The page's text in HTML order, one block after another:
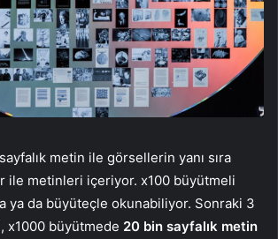
metin ile görsellerin yanı sıra
ile metinleri içeriyor. x100 büyütmeli
ya da büyüteçle okunabiliyor. Sonraki 3
x1000 büyütmede 20 bin sayfalık metin